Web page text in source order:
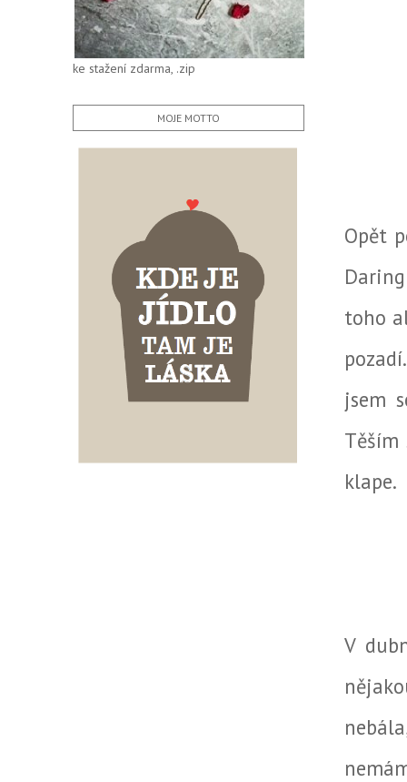
Opět
toho
jsem
klape.
V
ke stažení zdarma, .zip
MOJE MOTTO